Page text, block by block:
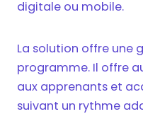
digitale ou mobile.
La solution offre une
programme. Il offre
aux apprenants et
suivant un rythme